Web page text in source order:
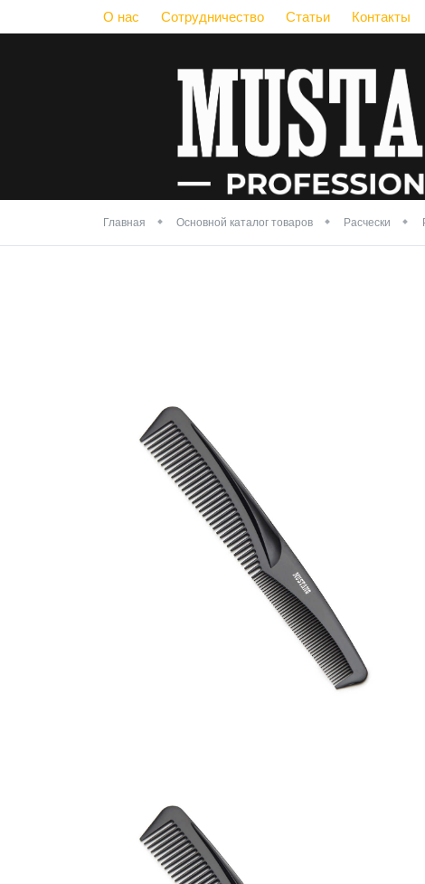
О нас Сотрудничество Статьи Контакты
Главная Основной каталог товаров Расчески